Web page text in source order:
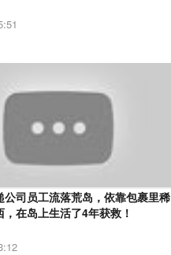
公司员工流落荒岛，依靠包裹里稀
在岛上生活了4年获救！